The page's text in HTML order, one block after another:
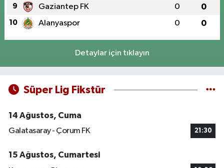
9 Gaziantep FK 0 0
10 Alanyaspor 0 0
Detaylar için tıklayın
Süper Lig Fikstür
14 Ağustos, Cuma
Galatasaray - Çorum FK
21:30
15 Ağustos, Cumartesi